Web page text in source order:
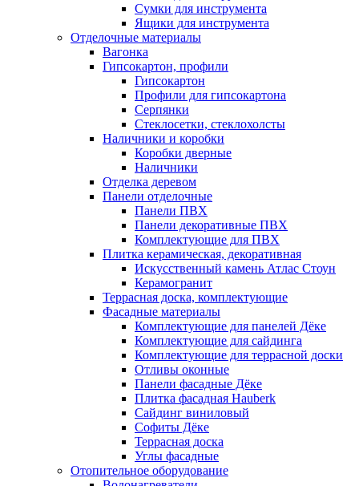
Сумки для инструмента
Ящики для инструмента
Отделочные материалы
Вагонка
Гипсокартон, профили
Гипсокартон
Профили для гипсокартона
Серпянки
Стеклосетки, стеклохолсты
Наличники и коробки
Коробки дверные
Наличники
Отделка деревом
Панели отделочные
Панели ПВХ
Панели декоративные ПВХ
Комплектующие для ПВХ
Плитка керамическая, декоративная
Искусственный камень Атлас Стоун
Керамогранит
Террасная доска, комплектующие
Фасадные материалы
Комплектующие для панелей Дёке
Комплектующие для сайдинга
Комплектующие для террасной доски
Отливы оконные
Панели фасадные Дёке
Плитка фасадная Hauberk
Сайдинг виниловый
Софиты Дёке
Террасная доска
Углы фасадные
Отопительное оборудование